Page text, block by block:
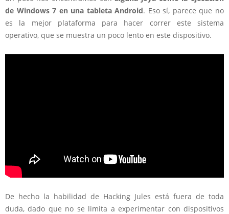
de Windows 7 en una tableta Android. Eso sí, parece que no
es la mejor plataforma para hacer correr este sistema
operativo, que se muestra un poco lento en este dispositivo.
De hecho la habilidad de Hacking Jules está fuera de toda
duda, dado que no se limita a experimentar con dispositivos